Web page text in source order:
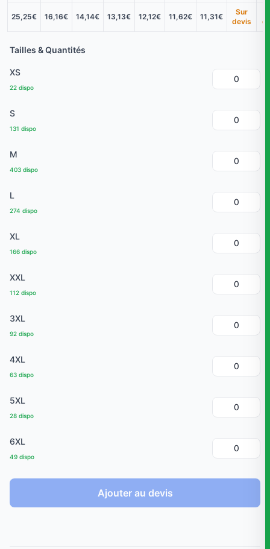
25,25€ 16,16€ 14,14€ 13,13€ 12,12€ 11,62€ 11,31€
Sur
devis
Tailles & Quantités
XS
22 dispo
S
131 dispo
M
403 dispo
L
274 dispo
XL
166 dispo
XXL
112 dispo
3XL
92 dispo
4XL
63 dispo
5XL
28 dispo
6XL
49 dispo
Ajouter au devis